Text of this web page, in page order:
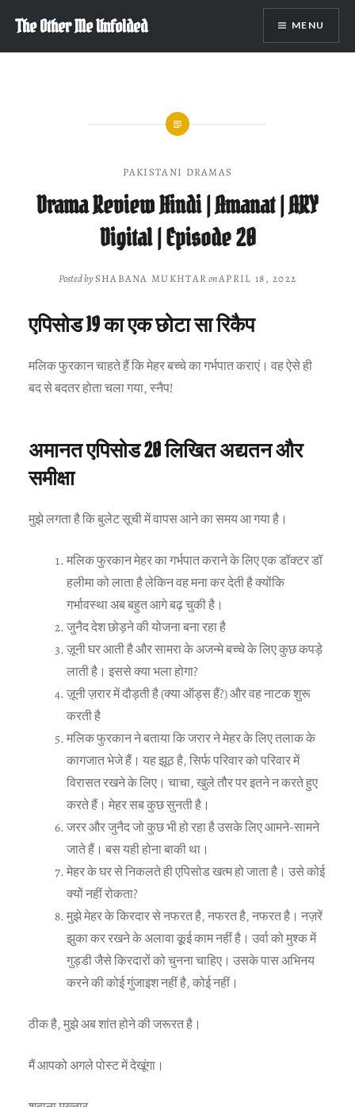
content
The Other Me Unfolded MENU
PAKISTANI DRAMAS
Drama Review Hindi | Amanat | ARY
Digital | Episode 20
Posted bySHABANA MUKHTARonAPRIL 18, 2022
एपिसोड 19 का एक छोटा सा रिकैप
मलिक फुरकान चाहते हैं कि मेहर बच्चे का गर्भपात कराएं। वह ऐसे ही
बद से बदतर होता चला गया, स्नैप!
अमानत एपिसोड 20 लिखित अद्यतन और
समीक्षा
मुझे लगता है कि बुलेट सूची में वापस आने का समय आ गया है।
मलिक फुरकान मेहर का गर्भपात कराने के लिए एक डॉक्टर डॉ
हलीमा को लाता है लेकिन वह मना कर देती है क्योंकि
गर्भावस्था अब बहुत आगे बढ़ चुकी है।
जुनैद देश छोड़ने की योजना बना रहा है
ज़ूनी घर आती है और सामरा के अजन्मे बच्चे के लिए कुछ कपड़े
लाती है। इससे क्या भला होगा?
ज़ूनी ज़रार में दौड़ती है (क्या ऑड्स हैं?) और वह नाटक शुरू
करती है
मलिक फुरकान ने बताया कि जरार ने मेहर के लिए तलाक के
कागजात भेजे हैं। यह झूठ है, सिर्फ परिवार को परिवार में
विरासत रखने के लिए। चाचा, खुले तौर पर इतने न करते हुए
करते हैं। मेहर सब कुछ सुनती है।
जरर और जुनैद जो कुछ भी हो रहा है उसके लिए आमने-सामने
जाते हैं। बस यही होना बाकी था।
मेहर के घर से निकलते ही एपिसोड खत्म हो जाता है। उसे कोई
क्यों नहीं रोकता?
मुझे मेहर के किरदार से नफरत है, नफरत है, नफरत है। नज़रें
झुका कर रखने के अलावा कूूई काम नहीं है। उर्वा को मुश्क में
गुड्डी जैसे किरदारों को चुनना चाहिए। उसके पास अभिनय
करने की कोई गुंजाइश नहीं है, कोई नहीं।
ठीक है, मुझे अब शांत होने की जरूरत है।
मैं आपको अगले पोस्ट में देखूंगा।